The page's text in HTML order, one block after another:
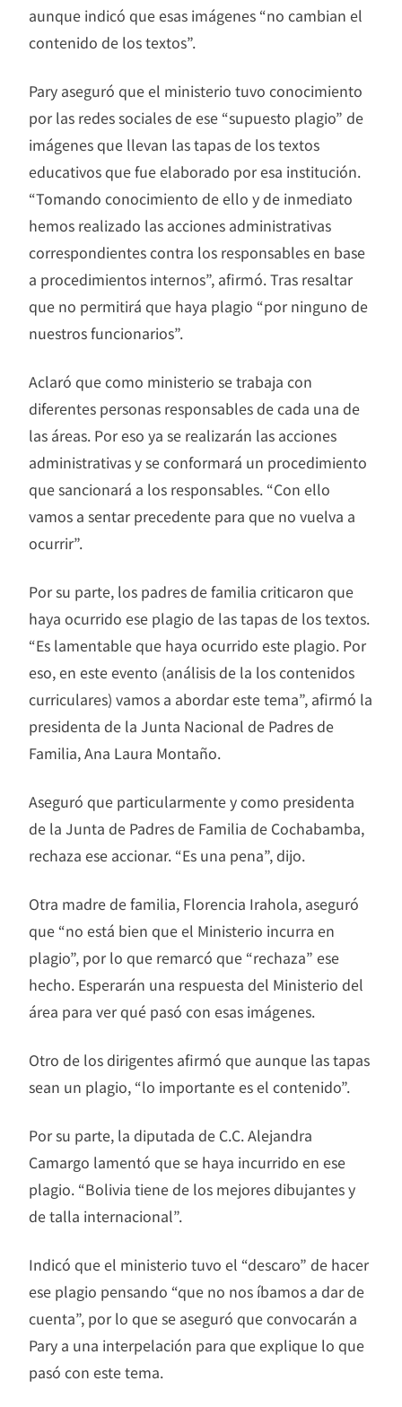
aunque indicó que esas imágenes “no cambian el
contenido de los textos”.
Pary aseguró que el ministerio tuvo conocimiento
por las redes sociales de ese “supuesto plagio” de
imágenes que llevan las tapas de los textos
educativos que fue elaborado por esa institución.
“Tomando conocimiento de ello y de inmediato
hemos realizado las acciones administrativas
correspondientes contra los responsables en base
a procedimientos internos”, afirmó. Tras resaltar
que no permitirá que haya plagio “por ninguno de
nuestros funcionarios”.
Aclaró que como ministerio se trabaja con
diferentes personas responsables de cada una de
las áreas. Por eso ya se realizarán las acciones
administrativas y se conformará un procedimiento
que sancionará a los responsables. “Con ello
vamos a sentar precedente para que no vuelva a
ocurrir”.
Por su parte, los padres de familia criticaron que
haya ocurrido ese plagio de las tapas de los textos.
“Es lamentable que haya ocurrido este plagio. Por
eso, en este evento (análisis de la los contenidos
curriculares) vamos a abordar este tema”, afirmó la
presidenta de la Junta Nacional de Padres de
Familia, Ana Laura Montaño.
Aseguró que particularmente y como presidenta
de la Junta de Padres de Familia de Cochabamba,
rechaza ese accionar. “Es una pena”, dijo.
Otra madre de familia, Florencia Irahola, aseguró
que “no está bien que el Ministerio incurra en
plagio”, por lo que remarcó que “rechaza” ese
hecho. Esperarán una respuesta del Ministerio del
área para ver qué pasó con esas imágenes.
Otro de los dirigentes afirmó que aunque las tapas
sean un plagio, “lo importante es el contenido”.
Por su parte, la diputada de C.C. Alejandra
Camargo lamentó que se haya incurrido en ese
plagio. “Bolivia tiene de los mejores dibujantes y
de talla internacional”.
Indicó que el ministerio tuvo el “descaro” de hacer
ese plagio pensando “que no nos íbamos a dar de
cuenta”, por lo que se aseguró que convocarán a
Pary a una interpelación para que explique lo que
pasó con este tema.